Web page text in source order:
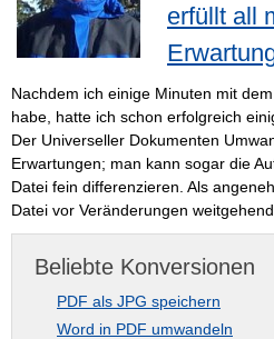
erfüllt all
Nachdem ich einige Minuten mit
habe, hatte ich schon erfolgreich
Der Universeller Dokumenten
Erwartungen; man kann sogar die
Datei fein differenzieren. Als
Datei vor Veränderungen
Beliebte Konversionen
PDF als JPG speichern
Word in PDF umwandeln